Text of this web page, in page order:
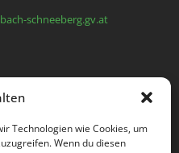
Technologien wie Cookies, um
Wenn du diesen
schneeberg.gv.at